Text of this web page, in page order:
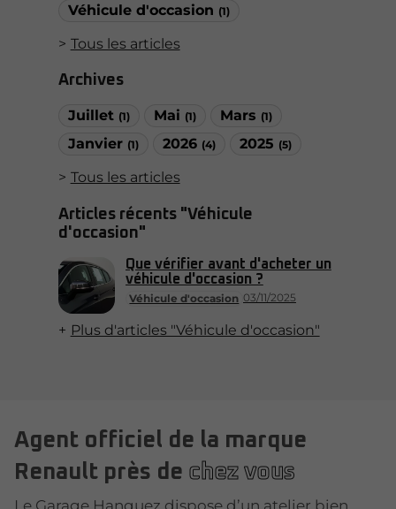
Véhicule d'occasion (1)
Tous les articles
Archives
Juillet (1) Mai (1) Mars (1)
Janvier (1) 2026 (4) 2025 (5)
Tous les articles
Articles récents "Véhicule
d'occasion"
Véhicule d'occasion 03/11/2025
Que vérifier avant d'acheter un
véhicule d'occasion ?
Plus d'articles "Véhicule d'occasion"
Agent officiel de la marque
Renault près de chez vous